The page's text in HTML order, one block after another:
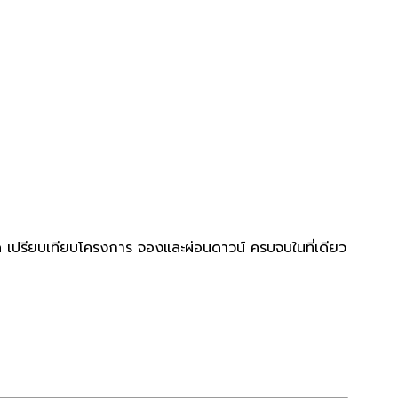
รียบเทียบโครงการ จองและผ่อนดาวน์ ครบจบในที่เดียว